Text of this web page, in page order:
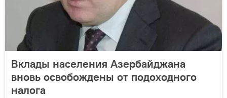
Вклады населения Азербайджана
вновь освобождены от подоходного
налога